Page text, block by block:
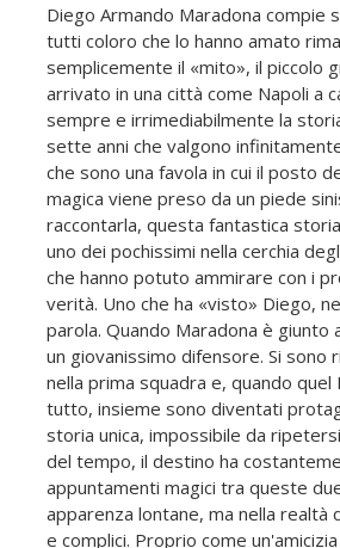
Diego Armando Maradona compie
tutti coloro che lo hanno amato
semplicemente il «mito», il piccolo
arrivato in una città come Napoli a
sempre e irrimediabilmente la
sette anni che valgono
che sono una favola in cui il posto
magica viene preso da un piede
raccontarla, questa fantastica
uno dei pochissimi nella cerchia
che hanno potuto ammirare con i
verità. Uno che ha «visto» Diego,
parola. Quando Maradona è giunto
un giovanissimo difensore. Si sono
nella prima squadra e, quando quel
tutto, insieme sono diventati
storia unica, impossibile da
del tempo, il destino ha
appuntamenti magici tra queste
apparenza lontane, ma nella realtà
e complici. Proprio come